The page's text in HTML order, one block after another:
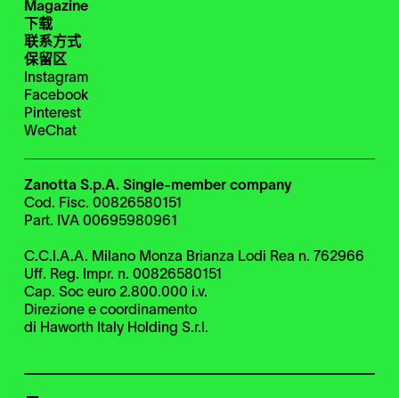
Magazine
下载
联系方式
保留区
Instagram
Facebook
Pinterest
WeChat
Zanotta S.p.A. Single-member company
Cod. Fisc. 00826580151
Part. IVA 00695980961
C.C.I.A.A. Milano Monza Brianza Lodi Rea n. 762966
Uff. Reg. Impr. n. 00826580151
Cap. Soc euro 2.800.000 i.v.
Direzione e coordinamento
di Haworth Italy Holding S.r.l.